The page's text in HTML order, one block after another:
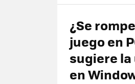
¿Se
juego en
sugiere
en